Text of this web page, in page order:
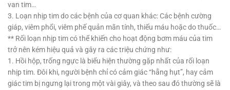
van tim…
3. Loạn nhịp tim do các bệnh của cơ quan khác: Các bệnh cường
giáp, viêm phổi, viêm phế quản mãn tính, thiếu máu hoặc do thuốc…
** Rối loạn nhịp tim có thể khiến cho hoạt động bơm máu của tim
trở nên kém hiệu quả và gây ra các triệu chứng như:
1. Hồi hộp, trống ngực là biểu hiện thường gặp nhất của rối loạn
nhịp tim. Đôi khi, người bệnh chỉ có cảm giác “hẫng hụt”, hay cảm
giác tim bị ngưng lại trong một vài giây, và theo sau đó thường sẽ là